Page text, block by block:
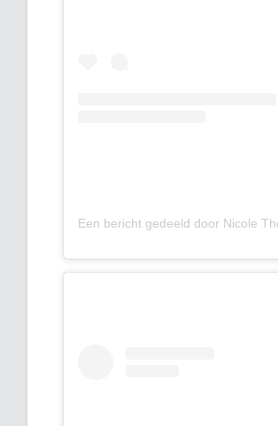
Een bericht gedeeld door Nicole